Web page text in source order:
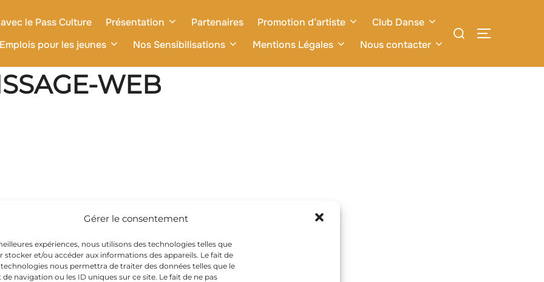
Gérer le consentement
expériences, nous utilisons des technologies telles que
stocker et/ou accéder aux informations des appareils. Le fait de
nous permettra de traiter des données telles que le
navigation ou les ID uniques sur ce site. Le fait de ne pas
le Pass Culture Présentation Partenaires Promotion d’artiste
Club Danse
pour les jeunes
Nos Sensibilisations Mentions Légales Nous contacter
WEB